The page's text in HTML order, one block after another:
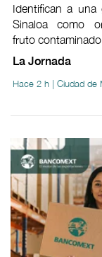
Identifican a una
Sinaloa como
fruto contaminado
La Jornada
Hace 2 h | Ciudad de